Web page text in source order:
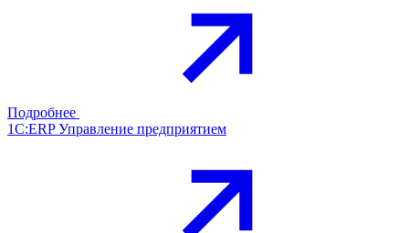
Подробнее
1С:ERP Управление предприятием